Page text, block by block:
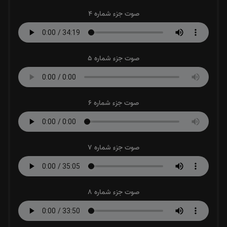
صوت جزء شماره 4
صوت جزء شماره 5
صوت جزء شماره 6
صوت جزء شماره 7
صوت جزء شماره 8